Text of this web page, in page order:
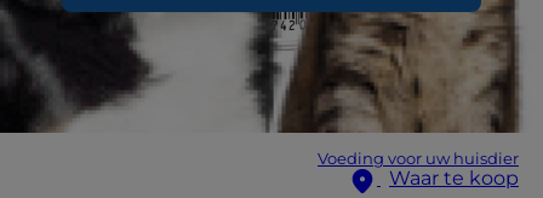
Voeding voor uw huisdier
Waar te koop